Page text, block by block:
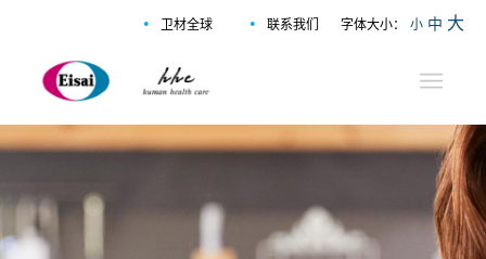
字体大小： 小 中 大
• 卫材全球 • 联系我们